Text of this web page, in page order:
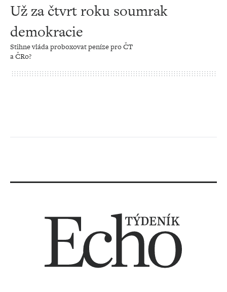
Už za čtvrt roku soumrak
demokracie
Stihne vláda proboxovat peníze pro ČT
a ČRo?